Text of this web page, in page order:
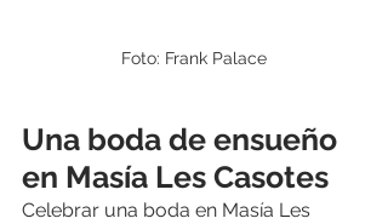
Foto: Frank Palace
Una boda de ensueño
en Masía Les Casotes
Celebrar una boda en Masía Les